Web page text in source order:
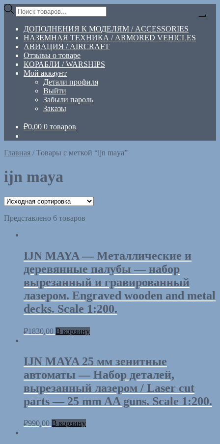
Перейти
навигации
Перейти
содержимому
Поиск
товаров
ДОПОЛНЕНИЯ К МОДЕЛЯМ / ACCESSORIES
НАЗЕМНАЯ ТЕХНИКА / ARMORED VEHICLES
АВИАЦИЯ / AIRCRAFT
Отзывы о товаре
КОРАБЛИ / WARSHIPS
Мой аккаунт
Детали профиля
Выйти
Забыли пароль
Заказы
₽0,00 0 товаров
Главная /Товары с меткой “ijn maya”
ijn maya
Представлено 6 товаров
IJN MAYA — Металлические и
деревянные палубы — набор
вырезанный и гравированный
лазером. Engraved wooden and metal
decks. Scale 1:200.
₽1830,00 В корзину
IJN MAYA 25 мм зенитные
автоматы — Набор деталей,
вырезанный лазером / Laser cut
parts — 25 mm AA guns. Scale 1:200.
₽990,00 В корзину